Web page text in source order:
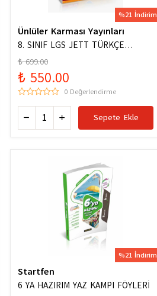
%21 İndirim
Ünlüler Karması Yayınları
8. SINIF LGS JETT TÜRKÇE
FASİKÜLLERİ
₺ 699.00
₺ 550.00
0 Değerlendirme
Sepete Ekle
%21 İndirim
Startfen
6 YA HAZIRIM YAZ KAMPI FÖYLERİ